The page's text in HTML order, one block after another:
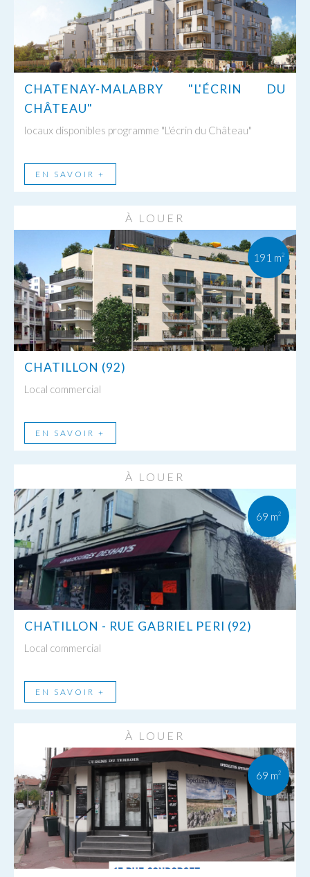
CHATENAY-MALABRY "L'ÉCRIN DU
CHÂTEAU"
locaux disponibles programme "L'écrin du Château"
EN SAVOIR +
À LOUER
191 m2
CHATILLON (92)
Local commercial
EN SAVOIR +
À LOUER
69 m2
CHATILLON - RUE GABRIEL PERI (92)
Local commercial
EN SAVOIR +
À LOUER
69 m2